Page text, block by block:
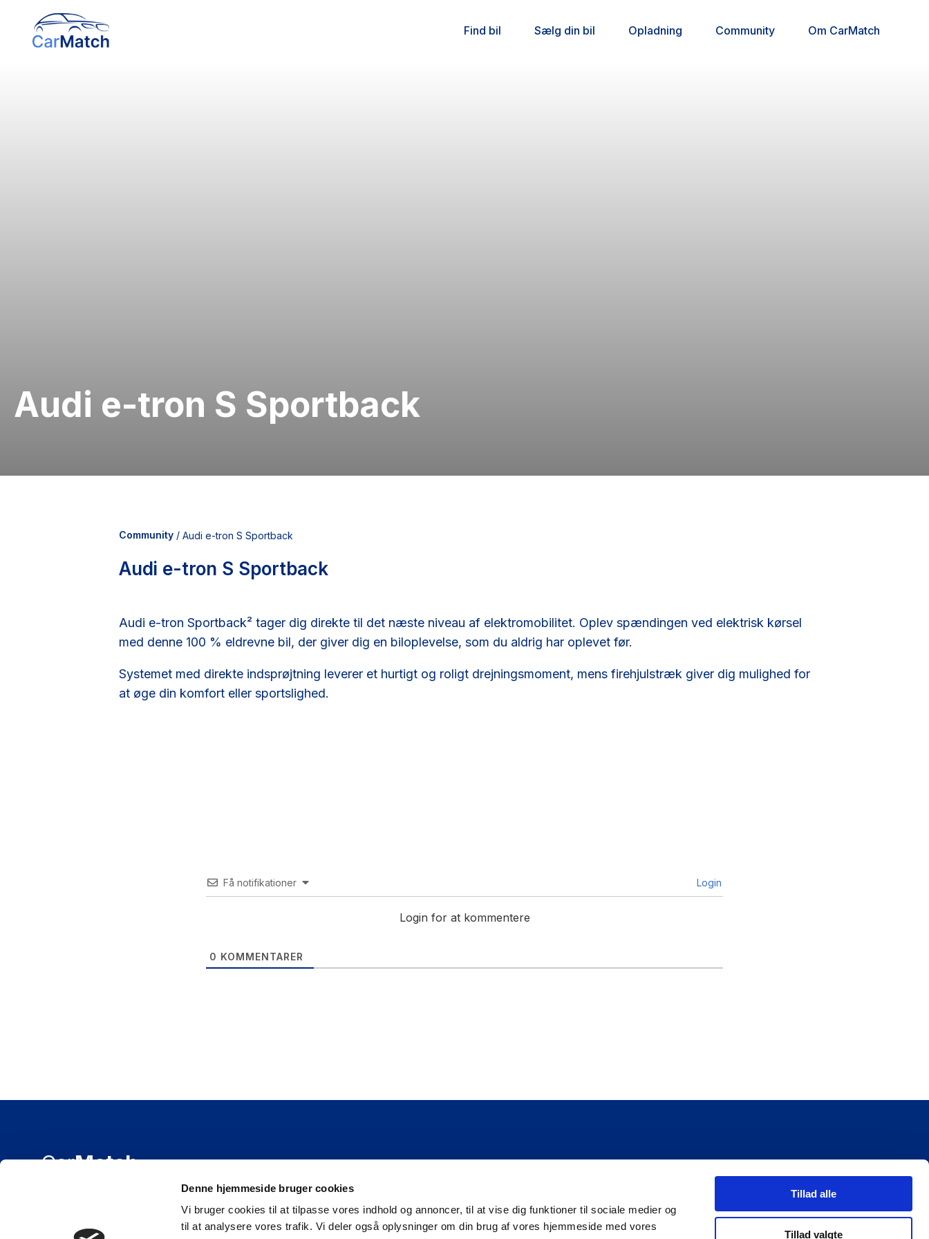
Denne hjemmeside bruger cookies
Vi bruger cookies til at tilpasse vores indhold og annoncer, til at vise dig funktioner til sociale medier og
til at analysere vores trafik. Vi deler også oplysninger om din brug af vores hjemmeside med vores
Tillad alle
Tillad valgte
Find bil Sælg din bil Opladning Community Om CarMatch
Audi e-tron S Sportback
Community / Audi e-tron S Sportback
Audi e-tron S Sportback
Audi e-tron Sportback² tager dig direkte til det næste niveau af elektromobilitet. Oplev spændingen ved elektrisk kørsel
med denne 100 % eldrevne bil, der giver dig en biloplevelse, som du aldrig har oplevet før.
Systemet med direkte indsprøjtning leverer et hurtigt og roligt drejningsmoment, mens firehjulstræk giver dig mulighed for
at øge din komfort eller sportslighed.
Få notifikationer Login
Login for at kommentere
0 KOMMENTARER
CarMatch
Find bil
Sælg din bil
Cookie og personpolitik
Ophavsret